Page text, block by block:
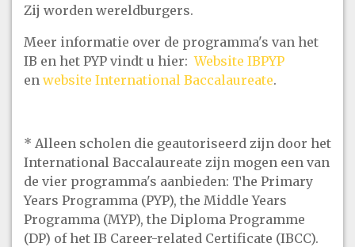
Zij worden wereldburgers.
Meer informatie over de programma's van het
IB en het PYP vindt u hier:Website IBPYP
en website International Baccalaureate.
* Alleen scholen die geautoriseerd zijn door het
International Baccalaureate zijn mogen een van
de vier programma's aanbieden: The Primary
Years Programma (PYP), the Middle Years
Programma (MYP), the Diploma Programme
(DP) of het IB Career-related Certificate (IBCC).